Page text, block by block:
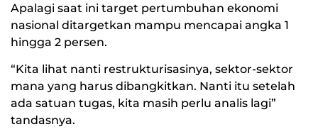
Apalagi saat ini target pertumbuhan ekonomi
nasional ditargetkan mampu mencapai angka 1
hingga 2 persen.
“Kita lihat nanti restrukturisasinya, sektor-sektor
mana yang harus dibangkitkan. Nanti itu setelah
ada satuan tugas, kita masih perlu analis lagi”
tandasnya.